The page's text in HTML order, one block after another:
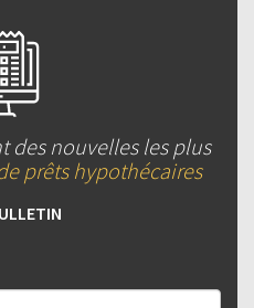
des nouvelles les plus
prêts hypothécaires